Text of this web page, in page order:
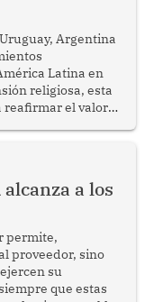
Argentina
Latina en
religiosa, esta
el valor
cohesión
a los
permite,
proveedor, sino
su
que estas